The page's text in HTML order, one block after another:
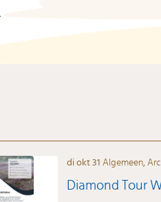
di okt 31 Algemeen,
Diamond Tour